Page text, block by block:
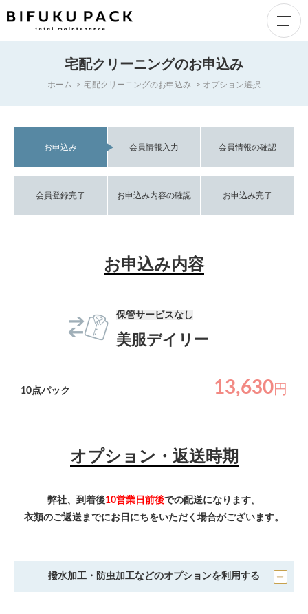
宅配クリーニングのお申込み
ホーム 宅配クリーニングのお申込み オプション選択
お申込み 会員情報入力 会員情報の確認
会員登録完了 お申込み内容の確認 お申込み完了
お申込み内容
保管サービスなし
美服デイリー
10点パック 13,630円
オプション・返送時期
弊社、到着後10営業日前後での配送になります。
衣類のご返送までにお日にちをいただく場合がございます。
撥水加工・防虫加工などのオプションを利用する